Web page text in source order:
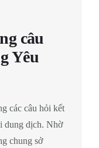
câu
Yêu
các câu hỏi kết
dung dịch. Nhờ
chung sở